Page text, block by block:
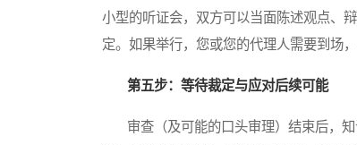
小型的听证会，双方可以当面陈述观点、
定。如果举行，您或您的代理人需要到场
第五步：等待裁定与应对后续可能
审查（及可能的口头审理）结束后，知